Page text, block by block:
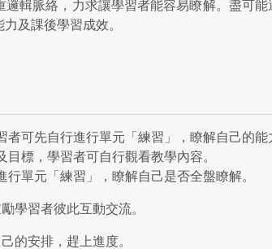
輯脈絡，力求讓學習者能容易瞭解。盡可
及課後學習成效。
可先自行進行單元「練習」，瞭解自己的能
標，學習者可自行觀看教學內容。
單元「練習」，瞭解自己是否全盤瞭解。
學習者彼此互動交流。
的安排，趕上進度。